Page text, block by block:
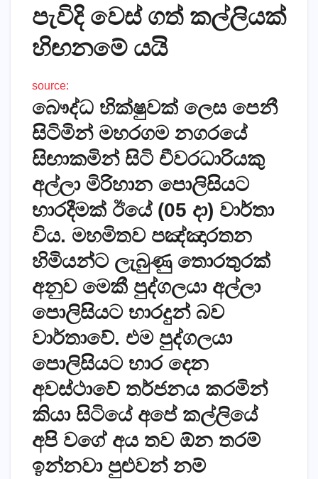
පැවිදි වෙස් ගත් කල්ලියක්
හිඟනමේ යයි
source:
බෞද්ධ භික්‌ෂුවක්‌ ලෙස පෙනී
සිටිමින් මහරගම නගරයේ
සිඟාකමින් සිටි චීවරධාරියකු
අල්ලා මිරිහාන පොලිසියට
භාරදීමක්‌ ඊයේ (05 දා) වාර්තා
විය. මහමිතව පඤ්ඤාරතන
හිමියන්ට ලැබුණු තොරතුරක්‌
අනුව මෙකී පුද්ගලයා අල්ලා
පොලිසියට භාරදුන් බව
වාර්තාවේ. එම පුද්ගලයා
පොලිසියට භාර දෙන
අවස්ථාවේ තර්ජනය කරමින්
කියා සිටියේ අපේ කල්ලියේ
අපි වගේ අය තව ඕන තරම්
ඉන්නවා පුළුවන් නම්